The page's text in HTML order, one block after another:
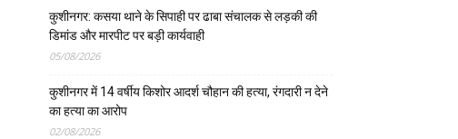
कुशीनगर: कसया थाने के सिपाही पर ढाबा संचालक से लड़की की
डिमांड और मारपीट पर बड़ी कार्यवाही
05/08/2026
कुशीनगर में 14 वर्षीय किशोर आदर्श चौहान की हत्या, रंगदारी न देने
का हत्या का आरोप
02/08/2026